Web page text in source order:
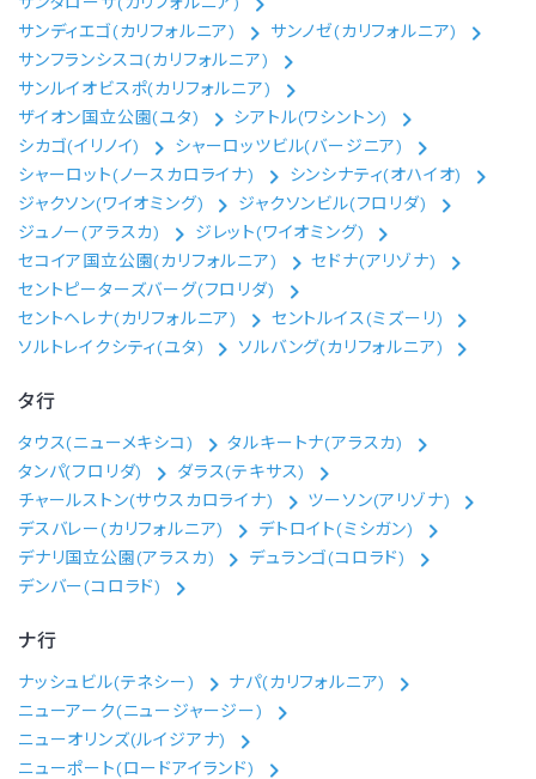
サンディエゴ(カリフォルニア)
サンノゼ(カリフォルニア)
サンフランシスコ(カリフォルニア)
サンルイオビスポ(カリフォルニア)
ザイオン国立公園(ユタ)
シアトル(ワシントン)
シカゴ(イリノイ)
シャーロッツビル(バージニア)
シャーロット(ノースカロライナ)
シンシナティ(オハイオ)
ジャクソン(ワイオミング)
ジャクソンビル(フロリダ)
ジュノー(アラスカ)
ジレット(ワイオミング)
セコイア国立公園(カリフォルニア)
セドナ(アリゾナ)
セントピーターズバーグ(フロリダ)
セントヘレナ(カリフォルニア)
セントルイス(ミズーリ)
ソルトレイクシティ(ユタ)
ソルバング(カリフォルニア)
タ行
タウス(ニューメキシコ)
タルキートナ(アラスカ)
タンパ(フロリダ)
ダラス(テキサス)
チャールストン(サウスカロライナ)
ツーソン(アリゾナ)
デスバレー(カリフォルニア)
デトロイト(ミシガン)
デナリ国立公園(アラスカ)
デュランゴ(コロラド)
デンバー(コロラド)
ナ行
ナッシュビル(テネシー)
ナパ(カリフォルニア)
ニューアーク(ニュージャージー)
ニューオリンズ(ルイジアナ)
ニューポート(ロードアイランド)